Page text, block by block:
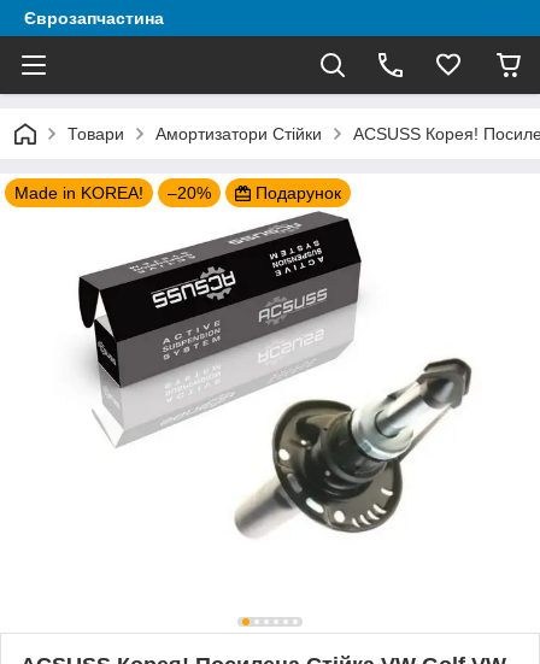
Єврозапчастина
Товари Амортизатори Стійки ACSUSS Корея!
Made in KOREA! –20% Подарунок